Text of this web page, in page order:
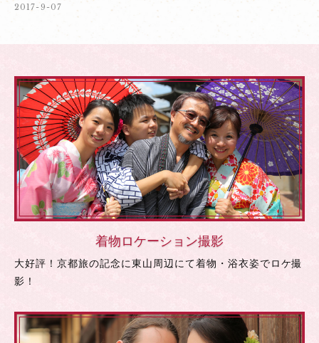
2017-9-07
着物ロケーション撮影
大好評！京都旅の記念に東山周辺にて着物・浴衣姿でロケ撮
影！